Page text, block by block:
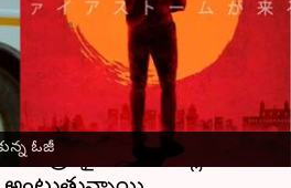
ఓజీ
26, 2023 12:29 pm
, సాహో దర్శకుడు సుజిత్
చిత్రంపై అభిమానుల్లో